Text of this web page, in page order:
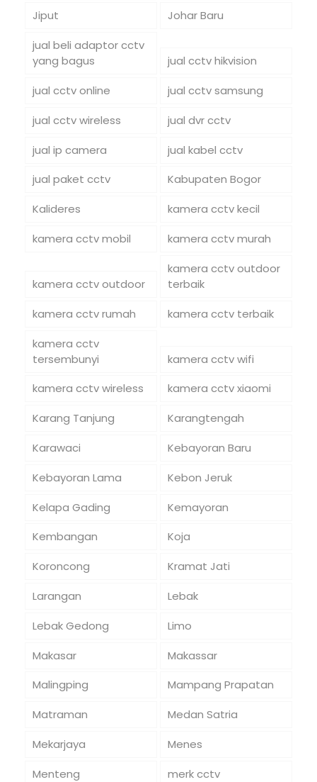
Jiput
Johar Baru
jual beli adaptor cctv
yang bagus
jual cctv hikvision
jual cctv online
jual cctv samsung
jual cctv wireless
jual dvr cctv
jual ip camera
jual kabel cctv
jual paket cctv
Kabupaten Bogor
Kalideres
kamera cctv kecil
kamera cctv mobil
kamera cctv murah
kamera cctv outdoor
kamera cctv outdoor
terbaik
kamera cctv rumah
kamera cctv terbaik
kamera cctv
tersembunyi
kamera cctv wifi
kamera cctv wireless
kamera cctv xiaomi
Karang Tanjung
Karangtengah
Karawaci
Kebayoran Baru
Kebayoran Lama
Kebon Jeruk
Kelapa Gading
Kemayoran
Kembangan
Koja
Koroncong
Kramat Jati
Larangan
Lebak
Lebak Gedong
Limo
Makasar
Makassar
Malingping
Mampang Prapatan
Matraman
Medan Satria
Mekarjaya
Menes
Menteng
merk cctv